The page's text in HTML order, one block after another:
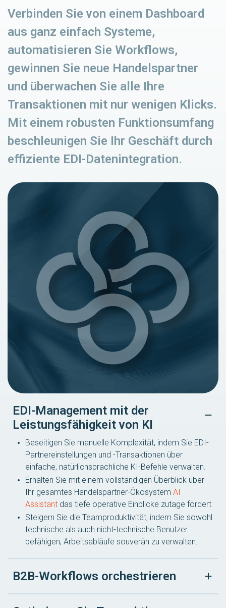
Verbinden Sie von einem Dashboard
aus ganz einfach Systeme,
automatisieren Sie Workflows,
gewinnen Sie neue Handelspartner
und überwachen Sie alle Ihre
Transaktionen mit nur wenigen Klicks.
Mit einem robusten Funktionsumfang
beschleunigen Sie Ihr Geschäft durch
effiziente EDI-Datenintegration.
EDI-Management mit der
Leistungsfähigkeit von KI
Beseitigen Sie manuelle Komplexität, indem Sie EDI-
Partnereinstellungen und -Transaktionen über
einfache, natürlichsprachliche KI-Befehle verwalten.
Erhalten Sie mit einem vollständigen Überblick über
Ihr gesamtes Handelspartner-Ökosystem AI
Assistant das tiefe operative Einblicke zutage fördert
Steigern Sie die Teamproduktivität, indem Sie sowohl
technische als auch nicht-technische Benutzer
befähigen, Arbeitsabläufe souverän zu verwalten.
B2B-Workflows orchestrieren